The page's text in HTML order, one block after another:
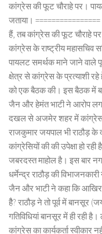
कांग्रेस की फूट चौराहे पर।
जताया।
हैं, तब कांग्रेस की फूट चौराहे
कांग्रेस के राष्ट्रीय
पायलट समर्थक माने जाने वाले
क्षेत्र से कांग्रेस के प्रत्याशी
को एक बैठक की। इस बैठक में
जैन और हेमंत भाटी ने आरोप
दखल से अजमेर शहर में कांग्रेस
राजकुमार जयपाल भी राठौड़
कांग्रेसियों की की उपेक्षा हो
जबरदस्त माहोल है। इस बार
धर्मेन्द्र राठौड़ की
जैन और भाटी ने कहा कि आखिर
हैै? राठौड़ ने तो पूर्व में बानसूर
गतिविधियां बानसूर में ही रही
कांग्रेस का कार्यकर्ता स्वीकार